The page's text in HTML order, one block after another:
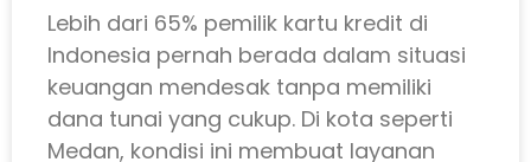
Lebih dari 65% pemilik kartu kredit di
Indonesia pernah berada dalam situasi
keuangan mendesak tanpa memiliki
dana tunai yang cukup. Di kota seperti
Medan, kondisi ini membuat layanan